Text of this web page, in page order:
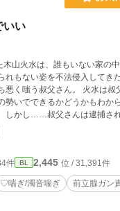
いい
木山火水は、誰もいない家の
れもない姿を不法侵入してき
悪く嗤う叔父さん。 火水は叔
勢いでできるかどうかもわか
、セッ◯スもお預けだなんて！！
った火水は、叔父さんの出所
んなお◯ん◯ん大好きド受けの
）がいるのに浮気しまくるか
件 BL 2,445 位 / 31,391件
♡喘ぎ/濁音喘ぎ 前立腺ガン